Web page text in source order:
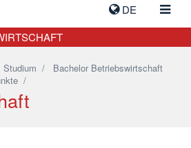
DE
Studium / Bachelor Betriebswirtschaft
/